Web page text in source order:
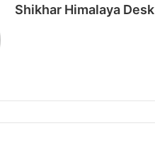
Shikhar Himalaya Desk